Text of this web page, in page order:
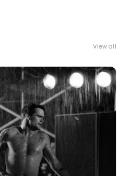
View all